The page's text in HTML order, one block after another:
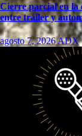
Cierre parcial en la
entre tráiler y
agosto 7, 2026 ADX